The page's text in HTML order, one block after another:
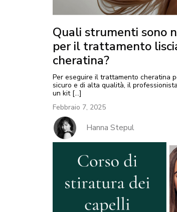
Quali strumenti sono
per il trattamento
cheratina?
Per eseguire il trattamento cheratina
sicuro e di alta qualità, il
un kit […]
Febbraio 7, 2025
Hanna Stepul